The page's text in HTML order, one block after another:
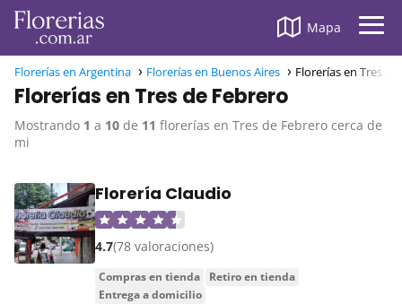
Mapa
Florerías en Argentina Florerías en Buenos Aires Florerías en Tres
Florerías en Tres de Febrero
Mostrando 1 a 10 de 11 florerías en Tres de Febrero cerca de
mi
Florería Claudio
4.7(78 valoraciones)
compras en tienda
retiro en tienda
entrega a domicilio